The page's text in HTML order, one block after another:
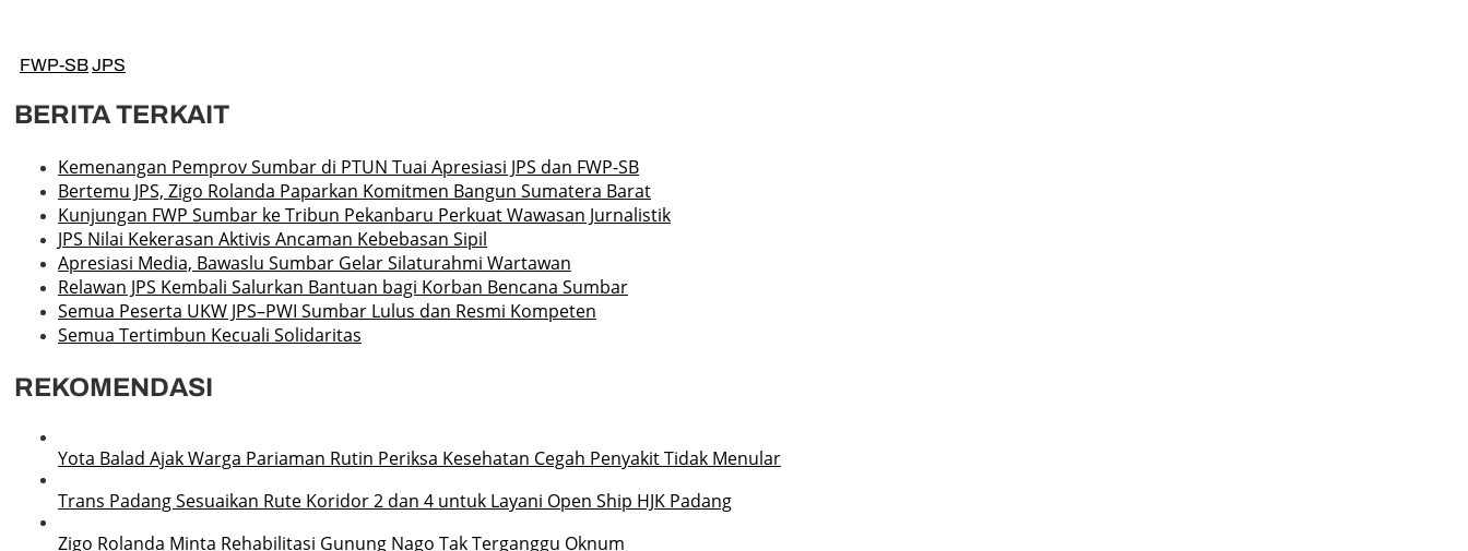
FWP-SBJPS
BERITA TERKAIT
Kemenangan Pemprov Sumbar di PTUN Tuai Apresiasi JPS dan FWP-SB
Bertemu JPS, Zigo Rolanda Paparkan Komitmen Bangun Sumatera Barat
Kunjungan FWP Sumbar ke Tribun Pekanbaru Perkuat Wawasan Jurnalistik
JPS Nilai Kekerasan Aktivis Ancaman Kebebasan Sipil
Apresiasi Media, Bawaslu Sumbar Gelar Silaturahmi Wartawan
Relawan JPS Kembali Salurkan Bantuan bagi Korban Bencana Sumbar
Semua Peserta UKW JPS–PWI Sumbar Lulus dan Resmi Kompeten
Semua Tertimbun Kecuali Solidaritas
REKOMENDASI
Yota Balad Ajak Warga Pariaman Rutin Periksa Kesehatan Cegah Penyakit Tidak Menular
Trans Padang Sesuaikan Rute Koridor 2 dan 4 untuk Layani Open Ship HJK Padang
Zigo Rolanda Minta Rehabilitasi Gunung Nago Tak Terganggu Oknum